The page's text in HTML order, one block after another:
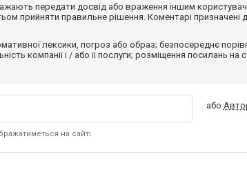
передати досвід або враження іншим
прийняти правильне рішення. Коментарі призначені
лексики, погроз або образ; безпосереднє
компанії і / або її послуги; розміщення посилань на
на сайті
або